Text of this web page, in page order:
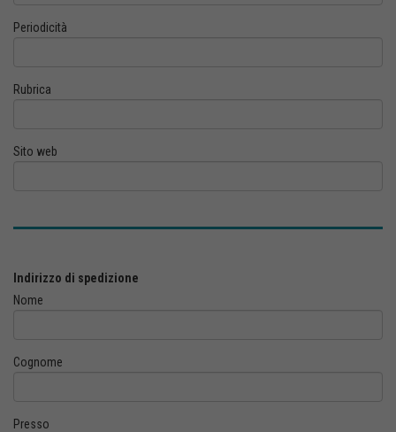
Periodicità
Rubrica
Sito web
Indirizzo di spedizione
Nome
Cognome
Presso